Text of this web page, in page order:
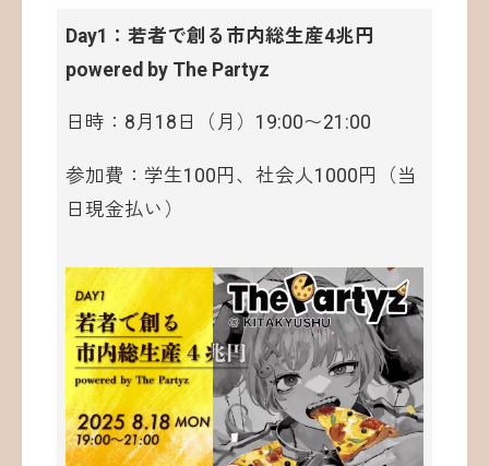
Day1：若者で創る市内総生産4兆円
powered by The Partyz
日時：8月18日（月）19:00〜21:00
参加費：学生100円、社会人1000円（当
日現金払い）